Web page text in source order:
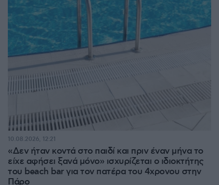
«Δεν ήταν κοντά στο παιδί και πριν έναν μήνα το
είχε αφήσει ξανά μόνο» ισχυρίζεται ο ιδιοκτήτης
του beach bar για τον πατέρα του 4χρονου στην
Πάρο
10.08.2026, 12:21